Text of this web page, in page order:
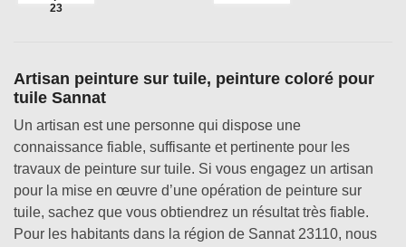
23
Artisan peinture sur tuile, peinture coloré pour
tuile Sannat
Un artisan est une personne qui dispose une
connaissance fiable, suffisante et pertinente pour les
travaux de peinture sur tuile. Si vous engagez un artisan
pour la mise en œuvre d’une opération de peinture sur
tuile, sachez que vous obtiendrez un résultat très fiable.
Pour les habitants dans la région de Sannat 23110, nous